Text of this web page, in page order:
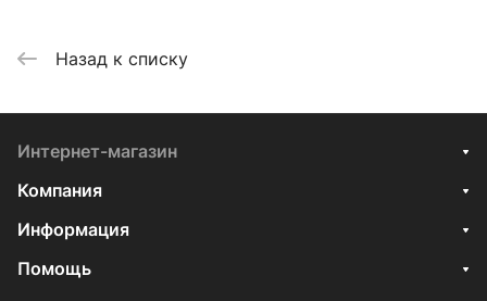
Назад к списку
Интернет-магазин
Компания
Информация
Помощь